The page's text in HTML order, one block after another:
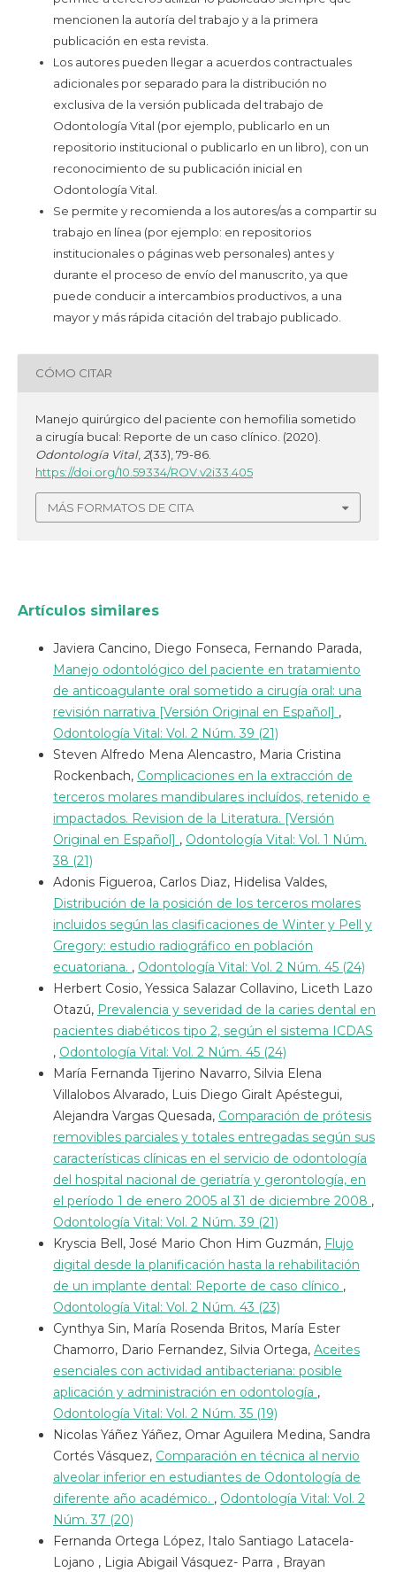
mencionen la autoría del trabajo y a la primera
publicación en esta revista.
Los autores pueden llegar a acuerdos contractuales
adicionales por separado para la distribución no
exclusiva de la versión publicada del trabajo de
Odontología Vital (por ejemplo, publicarlo en un
repositorio institucional o publicarlo en un libro), con un
reconocimiento de su publicación inicial en
Odontología Vital.
Se permite y recomienda a los autores/as a compartir su
trabajo en línea (por ejemplo: en repositorios
institucionales o páginas web personales) antes y
durante el proceso de envío del manuscrito, ya que
puede conducir a intercambios productivos, a una
mayor y más rápida citación del trabajo publicado.
CÓMO CITAR
Manejo quirúrgico del paciente con hemofilia sometido
a cirugía bucal: Reporte de un caso clínico. (2020).
Odontología Vital, 2(33), 79-86.
https://doi.org/10.59334/ROV.v2i33.405
MÁS FORMATOS DE CITA
Artículos similares
Javiera Cancino, Diego Fonseca, Fernando Parada,
Manejo odontológico del paciente en tratamiento
de anticoagulante oral sometido a cirugía oral: una
revisión narrativa [Versión Original en Español] ,
Odontología Vital: Vol. 2 Núm. 39 (21)
Steven Alfredo Mena Alencastro, Maria Cristina
Rockenbach, Complicaciones en la extracción de
terceros molares mandibulares incluídos, retenido e
impactados. Revision de la Literatura. [Versión
Original en Español] , Odontología Vital: Vol. 1 Núm.
38 (21)
Adonis Figueroa, Carlos Diaz, Hidelisa Valdes,
Distribución de la posición de los terceros molares
incluidos según las clasificaciones de Winter y Pell y
Gregory: estudio radiográfico en población
ecuatoriana. , Odontología Vital: Vol. 2 Núm. 45 (24)
Herbert Cosio, Yessica Salazar Collavino, Liceth Lazo
Otazú, Prevalencia y severidad de la caries dental en
pacientes diabéticos tipo 2, según el sistema ICDAS
, Odontología Vital: Vol. 2 Núm. 45 (24)
María Fernanda Tijerino Navarro, Silvia Elena
Villalobos Alvarado, Luis Diego Giralt Apéstegui,
Alejandra Vargas Quesada, Comparación de prótesis
removibles parciales y totales entregadas según sus
características clínicas en el servicio de odontología
del hospital nacional de geriatría y gerontología, en
el período 1 de enero 2005 al 31 de diciembre 2008 ,
Odontología Vital: Vol. 2 Núm. 39 (21)
Kryscia Bell, José Mario Chon Him Guzmán, Flujo
digital desde la planificación hasta la rehabilitación
de un implante dental: Reporte de caso clínico ,
Odontología Vital: Vol. 2 Núm. 43 (23)
Cynthya Sin, María Rosenda Britos, María Ester
Chamorro, Dario Fernandez, Silvia Ortega, Aceites
esenciales con actividad antibacteriana: posible
aplicación y administración en odontología ,
Odontología Vital: Vol. 2 Núm. 35 (19)
Nicolas Yáñez Yáñez, Omar Aguilera Medina, Sandra
Cortés Vásquez, Comparación en técnica al nervio
alveolar inferior en estudiantes de Odontología de
diferente año académico. , Odontología Vital: Vol. 2
Núm. 37 (20)
Fernanda Ortega López, Italo Santiago Latacela-
Lojano , Ligia Abigail Vásquez- Parra , Brayan